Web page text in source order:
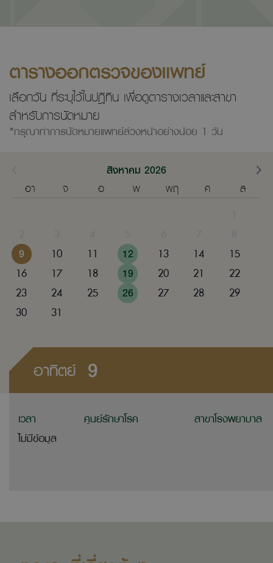
ตารางออกตรวจของแพทย์
เลือกวัน ที่ระบุไว้ในปฎิทิน เพื่อดูตารางเวลาและสาขา
สำหรับการนัดหมาย
*กรุณาทำการนัดหมายแพทย์ล่วงหน้าอย่างน้อย 1 วัน
สิงหาคม 2026
อา
จ อ พ พฤ ศ
ส
9
10 11 12 13 14
15
16
17 18 19 20 21
22
23
24 25 26 27 28
29
30
31
อาทิตย์ 9
เวลา ศูนย์รักษาโรค
สาขาโรงพยาบาล
ไม่มีข้อมูล